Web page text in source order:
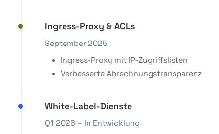
Ingress-Proxy & ACLs
September 2025
Ingress-Proxy mit IP-Zugriffslisten
Verbesserte Abrechnungstransparenz
White-Label-Dienste
Q1 2026 – In Entwicklung